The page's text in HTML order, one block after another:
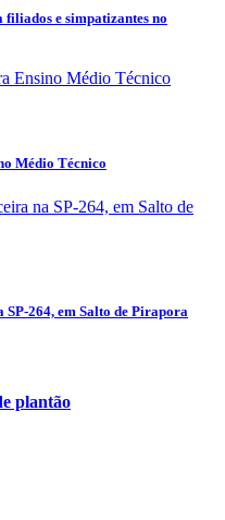
e simpatizantes no
Médio Técnico
264, em Salto de Pirapora
plantão